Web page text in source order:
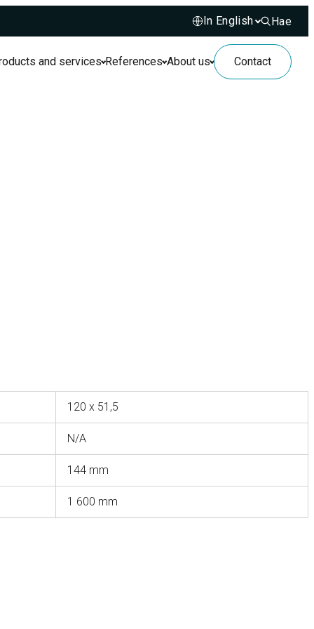
Hae
Hae
and services References About us Contact
120 x 51,5
N/A
144 mm
1 600 mm